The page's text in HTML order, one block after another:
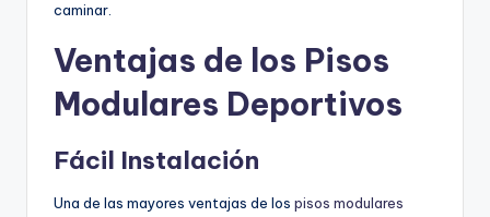
caminar.
Ventajas de los Pisos
Modulares Deportivos
Fácil Instalación
Una de las mayores ventajas de los pisos modulares